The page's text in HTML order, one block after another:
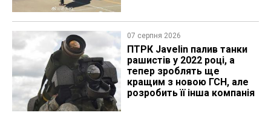
07 серпня 2026
ПТРК Javelin палив танки
рашистів у 2022 році, а
тепер зроблять ще
кращим з новою ГСН, але
розробить її інша компанія